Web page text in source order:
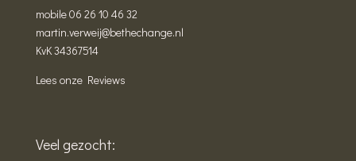
mobile06 26 10 46 32
martin.verweij@bethechange.nl
KvK 34367514
Lees onze Reviews
Veel gezocht: